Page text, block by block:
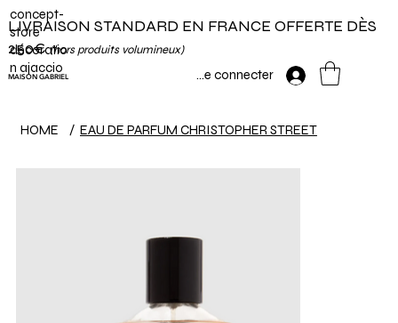
LIVRAISON STANDARD EN FRANCE OFFERTE DÈS
250€(hors produits volumineux)
concept-
store
décoratio
n ajaccio
MAISON GABRIEL Se connecter
HOME / EAU DE PARFUM CHRISTOPHER STREET